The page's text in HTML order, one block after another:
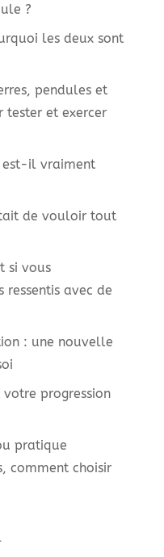
?
les deux sont
pendules et
tester et exercer
est-il vraiment
de vouloir tout
si vous
ressentis avec de
: une nouvelle
progression
pratique
comment choisir